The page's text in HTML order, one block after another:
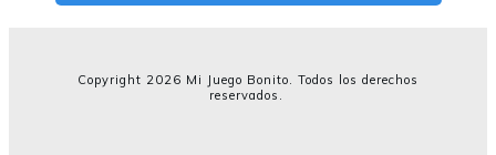
Copyright 2026 Mi Juego Bonito. Todos los derechos
reservados.